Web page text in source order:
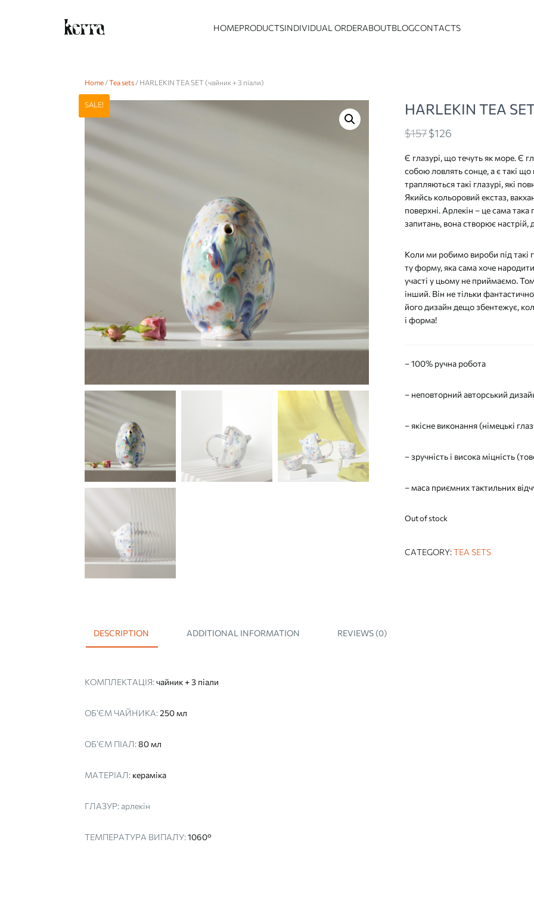
HOMEPRODUCTSINDIVIDUAL ORDERABOUTBLOGCONTACTS
Home /Tea sets / HARLEKIN TEA SET (чайник + 3 піали)
SALE! HARLEKIN TEA
$157Original
was:
$157
$126
is:
$126
Є глазурі, що течуть як море. Є
собою ловлять сонце, а є такі
трапляються такі глазурі, які
Якийсь кольоровий екстаз,
поверхні. Арлекін – це сама така
запитань, вона створює
Коли ми робимо вироби під такі
ту форму, яка сама хоче
участі у цьому не приймаємо.
інший. Він не тільки
його дизайн дещо збентежує,
і форма!
– 100% ручна робота
– неповторний авторський
– якісне виконання (німецькі
– зручність і висока міцність
– маса приємних тактильних
Out of stock
CATEGORY:TEA SETS
DESCRIPTION ADDITIONAL INFORMATION REVIEWS (0)
КОМПЛЕКТАЦІЯ:чайник + 3 піали
ОБ’ЄМ ЧАЙНИКА:250 мл
ОБ’ЄМ ПІАЛ:80 мл
МАТЕРІАЛ: кераміка
ГЛАЗУР: арлекін
ТЕМПЕРАТУРА ВИПАЛУ:1060°